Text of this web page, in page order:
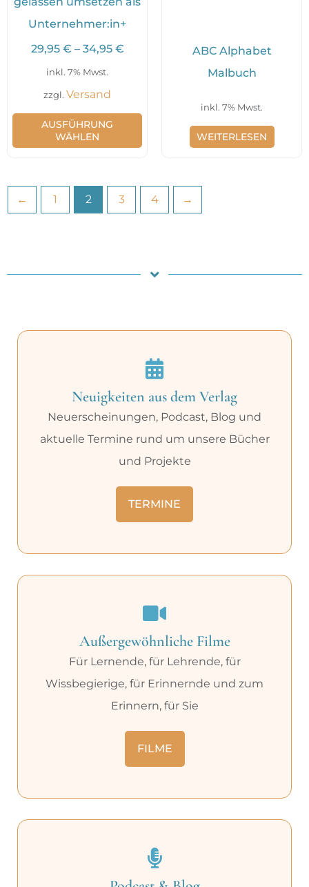
Unternehmer:in+
29,95 € – 34,95 €
inkl. 7% Mwst.
zzgl. Versand
AUSFÜHRUNG
WÄHLEN
Produktseite
gewählt
werden
ABC Alphabet
Malbuch
inkl. 7% Mwst.
WEITERLESEN
← 1 2 3 4 →
Neuigkeiten aus dem Verlag
Neuerscheinungen, Podcast, Blog und
aktuelle Termine rund um unsere Bücher
und Projekte
TERMINE
Außergewöhnliche Filme
Für Lernende, für Lehrende, für
Wissbegierige, für Erinnernde und zum
Erinnern, für Sie
FILME